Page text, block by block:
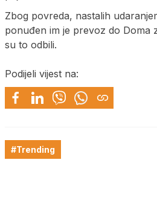
Zbog povreda, nastalih
ponuđen im je prevoz do Doma
su to odbili.
Podijeli vijest na:
#Trending